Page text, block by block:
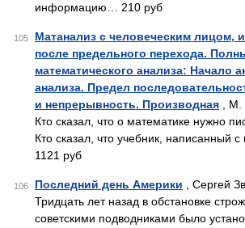
информацию… 210 руб
105
Матанализ с человеческим лицом,
после предельного перехода.
математического анализа: Начало
анализа. Предел
и непрерывность. Производная , М.
Кто сказал, что о математике нужно
Кто сказал, что учебник, написанный с
1121 руб
106 Последний день Америки , Сергей
Тридцать лет назад в обстановке
советскими подводниками было